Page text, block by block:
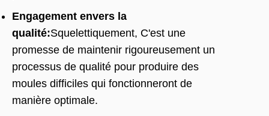
Engagement envers la
qualité:Squelettiquement, C'est une
promesse de maintenir rigoureusement un
processus de qualité pour produire des
moules difficiles qui fonctionneront de
manière optimale.